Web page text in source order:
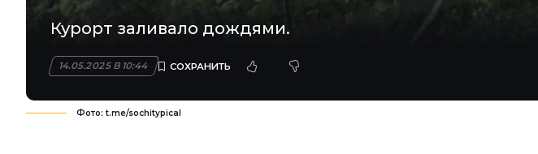
Курорт заливало дождями.
14.05.2025 В 10:44
Фото: t.me/sochitypical